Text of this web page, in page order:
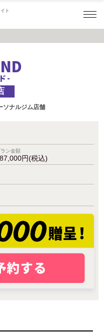
ト
-
ソナルジム店舗
ラン金額
円(税込)